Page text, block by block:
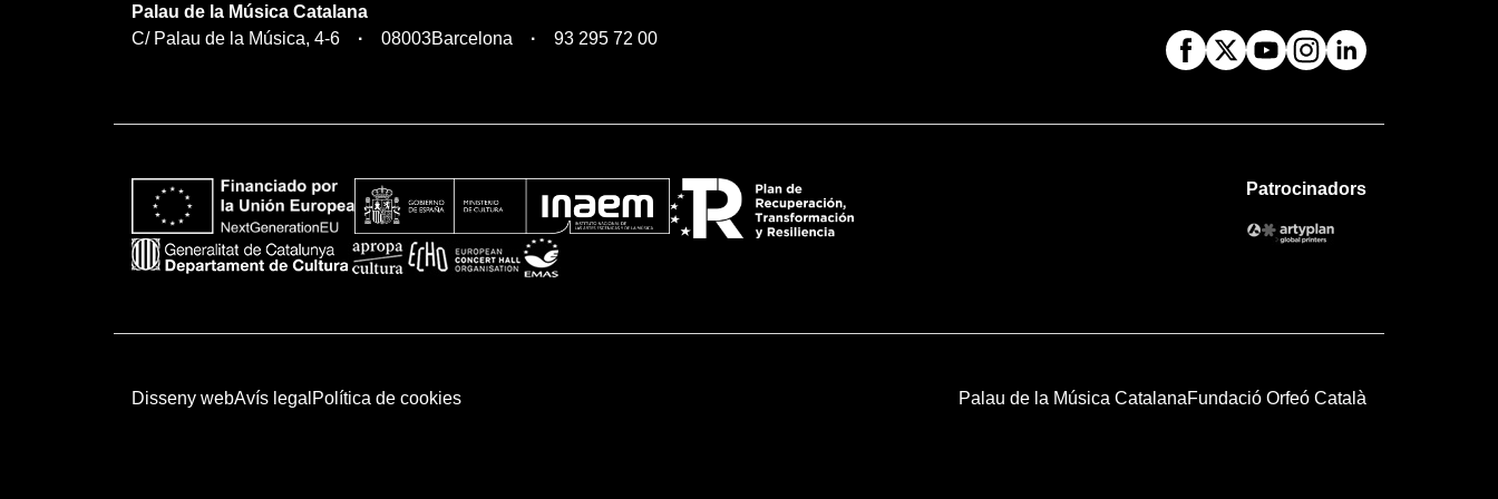
Palau de la Música Catalana
C/ Palau de la Música, 4-6
08003Barcelona 93 295 72 00
Patrocinadors
Disseny webAvís legal Política de cookies Palau de la Música CatalanaFundació Orfeó Català